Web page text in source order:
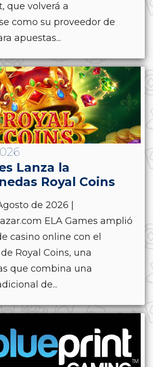
que volverá a
como su proveedor de
apuestas...
Lanza la
Royal Coins
de 2026 |
ELA Games amplió
casino online con el
Royal Coins, una
que combina una
de...